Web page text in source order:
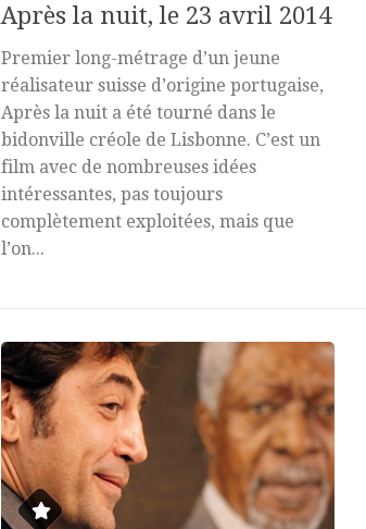
Après la nuit, le 23 avril 2014
Premier long-métrage d’un jeune
réalisateur suisse d’origine portugaise,
Après la nuit a été tourné dans le
bidonville créole de Lisbonne. C’est un
film avec de nombreuses idées
intéressantes, pas toujours
complètement exploitées, mais que
l’on...